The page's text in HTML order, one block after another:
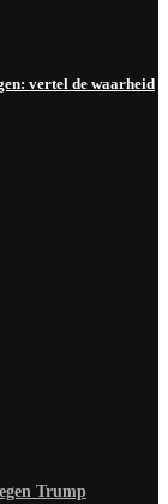
vertel de waarheid
Trump